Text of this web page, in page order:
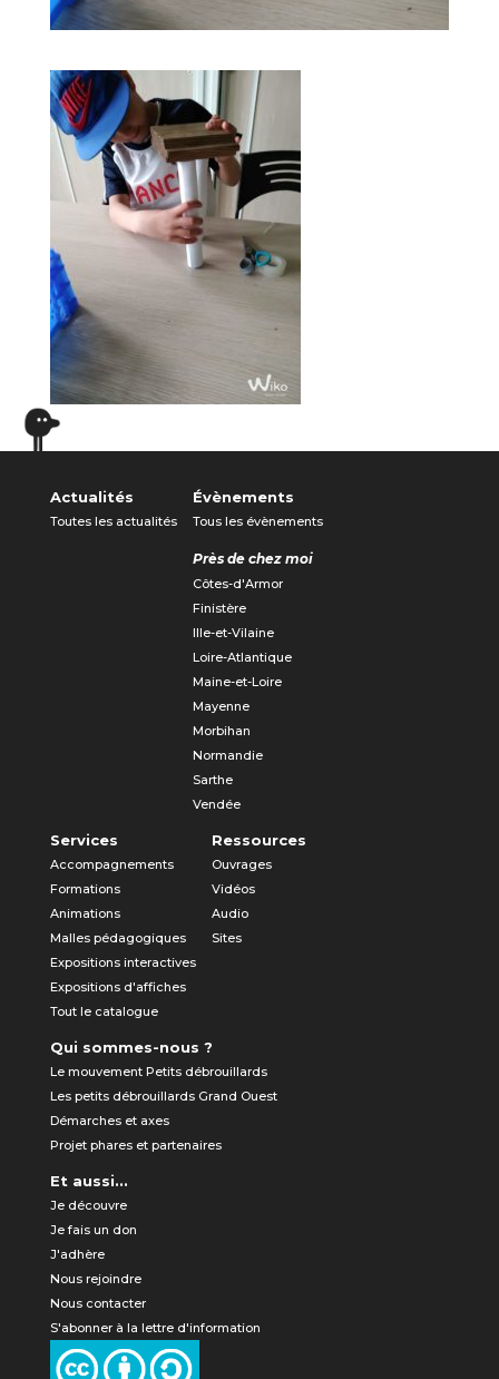
Actualités
Toutes les actualités
Évènements
Tous les évènements
Près de chez moi
Côtes-d'Armor
Finistère
Ille-et-Vilaine
Loire-Atlantique
Maine-et-Loire
Mayenne
Morbihan
Normandie
Sarthe
Vendée
Services
Accompagnements
Formations
Animations
Malles pédagogiques
Expositions interactives
Expositions d'affiches
Tout le catalogue
Ressources
Ouvrages
Vidéos
Audio
Sites
Qui sommes-nous ?
Le mouvement Petits débrouillards
Les petits débrouillards Grand Ouest
Démarches et axes
Projet phares et partenaires
Et aussi...
Je découvre
Je fais un don
J'adhère
Nous rejoindre
Nous contacter
S'abonner à la lettre d'information